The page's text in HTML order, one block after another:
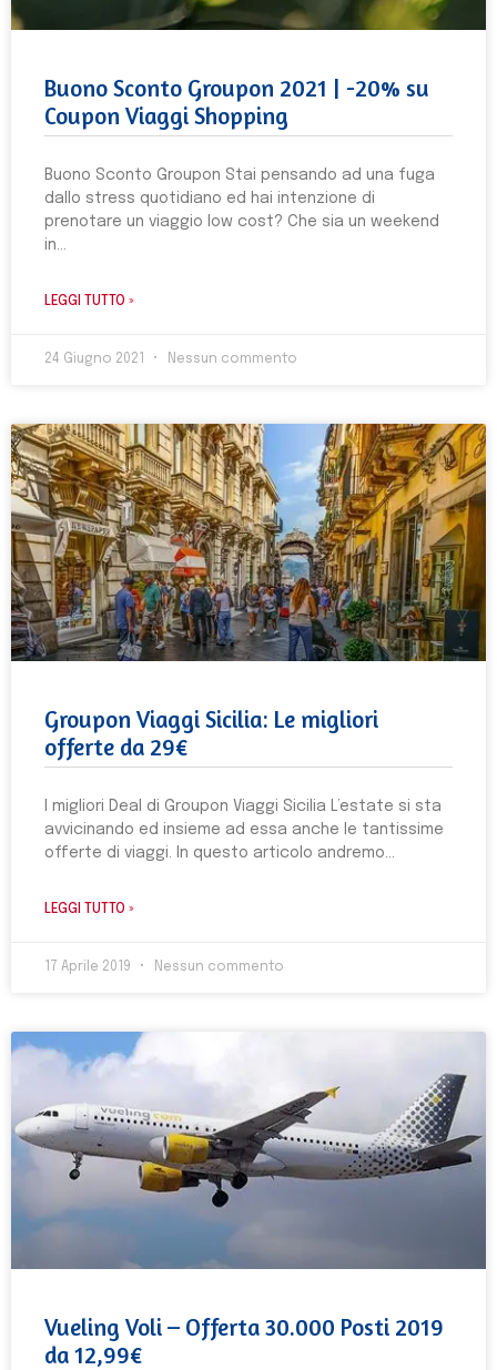
Buono Sconto Groupon 2021 | -20% su
Coupon Viaggi Shopping
Buono Sconto Groupon Stai pensando ad una fuga
dallo stress quotidiano ed hai intenzione di
prenotare un viaggio low cost? Che sia un weekend
in
LEGGI TUTTO »
24 Giugno 2021 Nessun commento
Groupon Viaggi Sicilia: Le migliori
offerte da 29€
I migliori Deal di Groupon Viaggi Sicilia L’estate si sta
avvicinando ed insieme ad essa anche le tantissime
offerte di viaggi. In questo articolo andremo
LEGGI TUTTO »
17 Aprile 2019 Nessun commento
Vueling Voli – Offerta 30.000 Posti 2019
da 12,99€